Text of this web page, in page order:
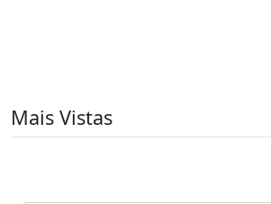
Mais Vistas